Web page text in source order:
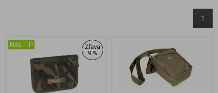
1
Náš TIP
Zľava
9 %